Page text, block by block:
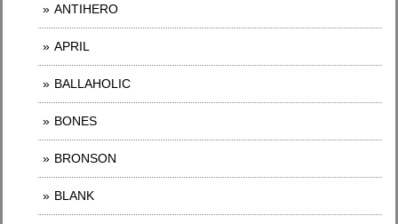
ANTIHERO
APRIL
BALLAHOLIC
BONES
BRONSON
BLANK